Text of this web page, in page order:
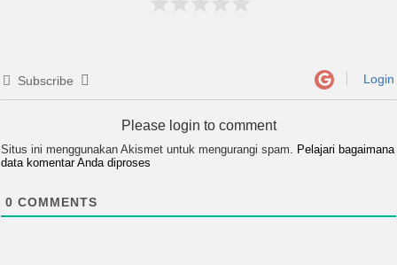
Subscribe Login
Please login to comment
Situs ini menggunakan Akismet untuk mengurangi spam.
Pelajari bagaimana
data komentar Anda diproses
0 COMMENTS